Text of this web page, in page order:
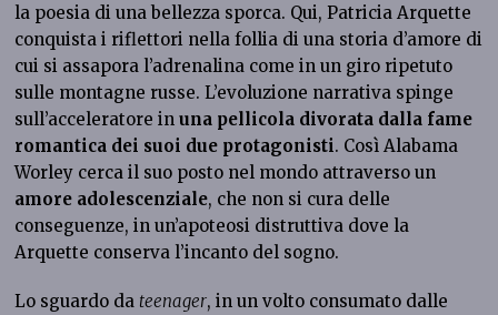
la poesia di una bellezza sporca. Qui, Patricia Arquette
conquista i riflettori nella follia di una storia d’amore di
cui si assapora l’adrenalina come in un giro ripetuto
sulle montagne russe. L’evoluzione narrativa spinge
sull’acceleratore inuna pellicola divorata dalla fame
romantica dei suoi due protagonisti. Così Alabama
Worley cerca il suo posto nel mondo attraverso un
amore adolescenziale, che non si cura delle
conseguenze, in un’apoteosi distruttiva dove la
Arquette conserva l’incanto del sogno.
Lo sguardo da teenager, in un volto consumato dalle